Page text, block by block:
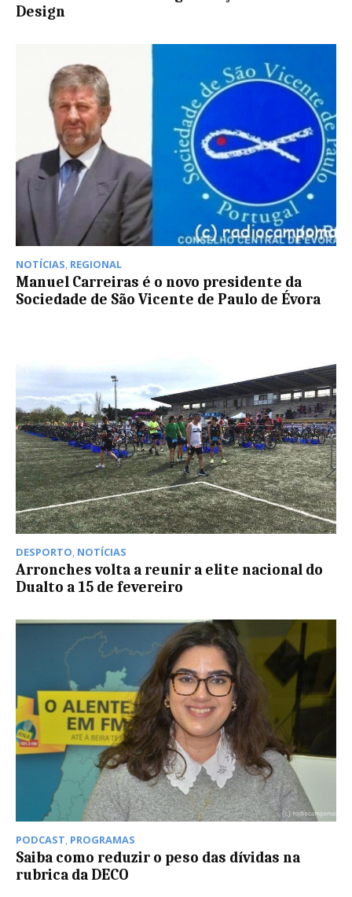
Design
NOTÍCIAS, REGIONAL
Manuel Carreiras é o novo presidente da
Sociedade de São Vicente de Paulo de Évora
DESPORTO, NOTÍCIAS
Arronches volta a reunir a elite nacional do
Dualto a 15 de fevereiro
PODCAST, PROGRAMAS
Saiba como reduzir o peso das dívidas na
rubrica da DECO